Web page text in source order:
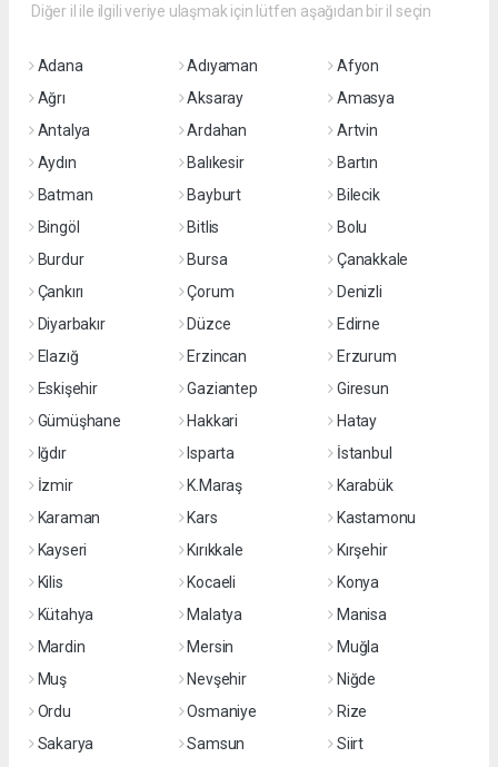
Diğer il ile ilgili veriye ulaşmak için lütfen aşağıdan bir il seçin
Adana Adıyaman
Afyon
Ağrı
Aksaray
Amasya
Antalya
Ardahan
Artvin
Aydın
Balıkesir
Bartın
Batman
Bayburt
Bilecik
Bingöl
Bitlis
Bolu
Burdur
Bursa
Çanakkale
Çankırı
Çorum
Denizli
Diyarbakır
Düzce
Edirne
Elazığ
Erzincan
Erzurum
Eskişehir
Gaziantep
Giresun
Gümüşhane
Hakkari
Hatay
Iğdır
Isparta
İstanbul
İzmir
K.Maraş
Karabük
Karaman
Kars
Kastamonu
Kayseri
Kırıkkale
Kırşehir
Kilis
Kocaeli
Konya
Kütahya
Malatya
Manisa
Mardin
Mersin
Muğla
Muş
Nevşehir
Niğde
Ordu
Osmaniye
Rize
Sakarya
Samsun
Siirt